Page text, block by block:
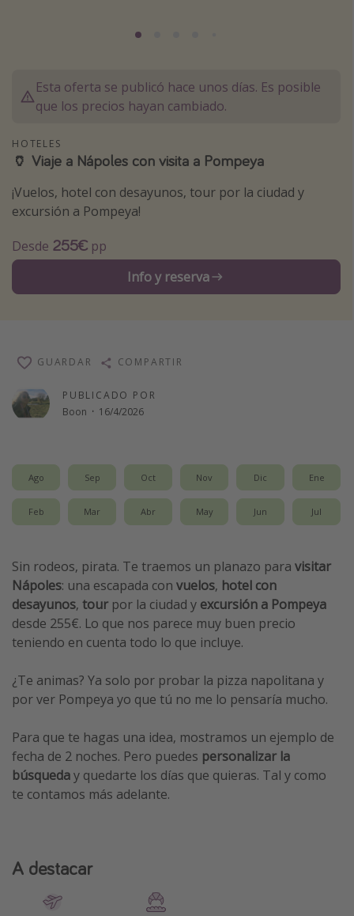
Tailandia
Albania
Inspiración para viajes
Glamping
Viajar sola como mujer
Viajes para singles
Más temas
Trabajar en el extranjero
Cruceros por el Mediterráneo
Guía de equipaje de mano
Parques de atracciones
Viaja con musicales
Harry Potter en Londres y otros destinos
Eventos deportivos
Esta oferta se publicó hace unos días. Es posible
que los precios hayan cambiado.
HOTELES
🏺 Viaje a Nápoles con visita a Pompeya
¡Vuelos, hotel con desayunos, tour por la ciudad y
excursión a Pompeya!
Desde 255€ pp
Info y reserva
PUBLICADO POR
Boon · 16/4/2026
GUARDAR COMPARTIR
Ago Sep Oct Nov Dic Ene
Feb Mar Abr May Jun Jul
Sin rodeos, pirata. Te traemos un planazo para visitar
Nápoles: una escapada con vuelos, hotel con
desayunos, tour por la ciudad y excursión a Pompeya
desde 255€. Lo que nos parece muy buen precio
teniendo en cuenta todo lo que incluye.
¿Te animas? Ya solo por probar la pizza napolitana y
por ver Pompeya yo que tú no me lo pensaría mucho.
Para que te hagas una idea, mostramos un ejemplo de
fecha de 2 noches. Pero puedes personalizar la
búsqueday quedarte los días que quieras. Tal y como
te contamos más adelante.
A destacar